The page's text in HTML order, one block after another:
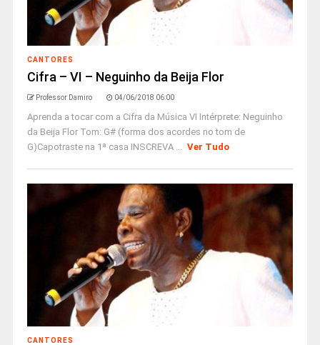
CANTORES
Cifra – VI – Neguinho da Beija Flor
Professor Damiro 04/06/2018 06:00
Aprenda a tocar com a Cifra da Música VI Intérprete: Neguinho
da Beija Flor Tom: G# (forma dos acordes no tom de
G)Capotraste na 1ª casa INSCREVA ... Ver Tudo
CANTORES